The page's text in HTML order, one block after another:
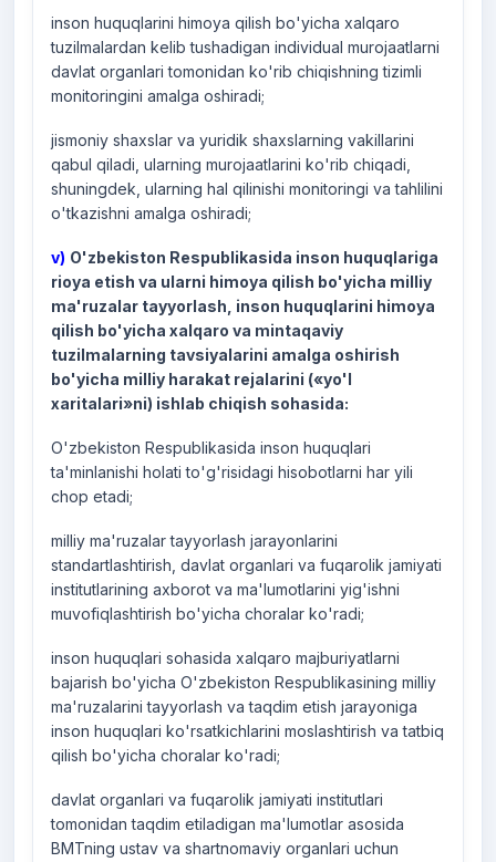
inson huquqlarini himoya qilish bo'yicha xalqaro
tuzilmalardan kelib tushadigan individual murojaatlarni
davlat organlari tomonidan ko'rib chiqishning tizimli
monitoringini amalga oshiradi;
jismoniy shaxslar va yuridik shaxslarning vakillarini
qabul qiladi, ularning murojaatlarini ko'rib chiqadi,
shuningdek, ularning hal qilinishi monitoringi va tahlilini
o'tkazishni amalga oshiradi;
v) O'zbekiston Respublikasida inson huquqlariga
rioya etish va ularni himoya qilish bo'yicha milliy
ma'ruzalar tayyorlash, inson huquqlarini himoya
qilish bo'yicha xalqaro va mintaqaviy
tuzilmalarning tavsiyalarini amalga oshirish
bo'yicha milliy harakat rejalarini («yo'l
xaritalari»ni) ishlab chiqish sohasida:
O'zbekiston Respublikasida inson huquqlari
ta'minlanishi holati to'g'risidagi hisobotlarni har yili
chop etadi;
milliy ma'ruzalar tayyorlash jarayonlarini
standartlashtirish, davlat organlari va fuqarolik jamiyati
institutlarining axborot va ma'lumotlarini yig'ishni
muvofiqlashtirish bo'yicha choralar ko'radi;
inson huquqlari sohasida xalqaro majburiyatlarni
bajarish bo'yicha O'zbekiston Respublikasining milliy
ma'ruzalarini tayyorlash va taqdim etish jarayoniga
inson huquqlari ko'rsatkichlarini moslashtirish va tatbiq
qilish bo'yicha choralar ko'radi;
davlat organlari va fuqarolik jamiyati institutlari
tomonidan taqdim etiladigan ma'lumotlar asosida
BMTning ustav va shartnomaviy organlari uchun